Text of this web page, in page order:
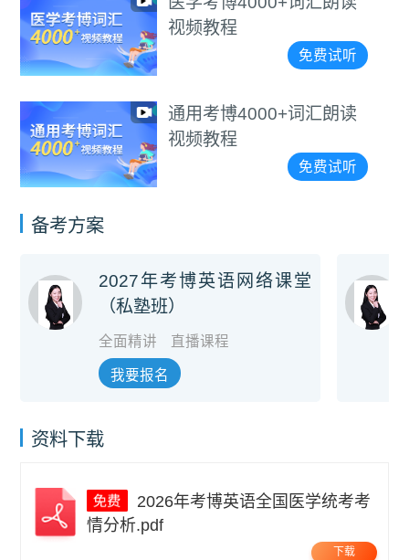
视频教程
免费试听
通用考博4000+词汇朗读
视频教程
免费试听
备考方案
2027年考博英语网络课堂
（私塾班）
全面精讲 直播课程
我要报名
资料下载
情分析.pdf
下载